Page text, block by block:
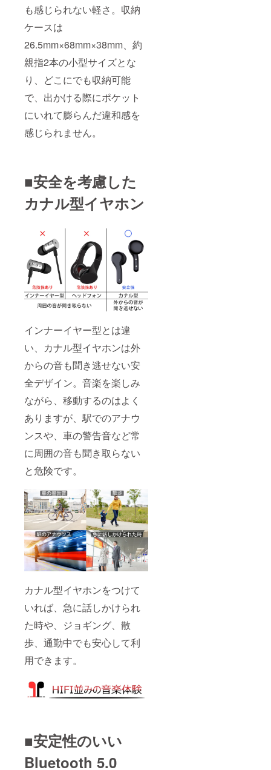
も感じられない軽さ。収納
ケースは
26.5mm×68mm×38mm、約
親指2本の小型サイズとな
り、どこにでも収納可能
で、出かける際にポケット
にいれて膨らんだ違和感を
感じられません。
■安全を考慮した
カナル型イヤホン
インナーイヤー型とは違
い、カナル型イヤホンは外
からの音も聞き逃せない安
全デザイン。音楽を楽しみ
ながら、移動するのはよく
ありますが、駅でのアナウ
ンスや、車の警告音など常
に周囲の音も聞き取らない
と危険です。
カナル型イヤホンをつけて
いれば、急に話しかけられ
た時や、ジョギング、散
歩、通勤中でも安心して利
用できます。
■安定性のいい
Bluetooth 5.0